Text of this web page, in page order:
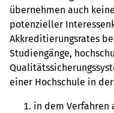
übernehmen auch
potenzieller
Akkreditierungsrates
Studiengänge,
einer Hochschule in
in dem Verfahren